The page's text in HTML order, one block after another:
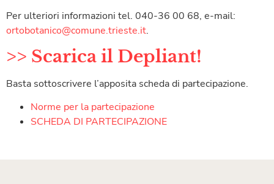
Per ulteriori informazioni tel. 040-36 00 68, e-mail:
ortobotanico@comune.trieste.it.
>> Scarica il Depliant!
Basta sottoscrivere l’apposita scheda di partecipazione.
Norme per la partecipazione
SCHEDA DI PARTECIPAZIONE